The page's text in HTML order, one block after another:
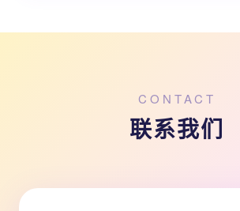
CONTACT
联系我们